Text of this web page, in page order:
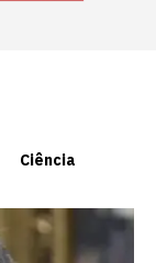
Ciência